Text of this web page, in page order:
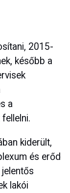
2015-
később a
a
kiderült,
és erőd
lakói